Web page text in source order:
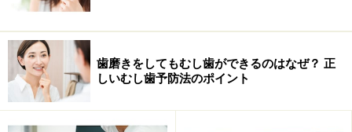
歯の神経を取らずに保存して、詰め物などで穴を埋めて
ある場合。
治療後に神経近くに潜伏していたごく少量の虫歯菌によ
ってゆっくりと歯の神経を蝕むため、それほど痛みを感
じずに数年後に神経が死んでいることがあります。
歯磨きをしてもむし歯ができるのはなぜ？ 正
しいむし歯予防法のポイント